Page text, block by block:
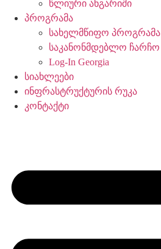
წლიური ანგარიში
პროგრამა
სახელმწიფო პროგრამა
საკანონმდებლო ჩარჩო
Log-In Georgia
სიახლეები
ინფრასტრუქტურის რუკა
კონტაქტი